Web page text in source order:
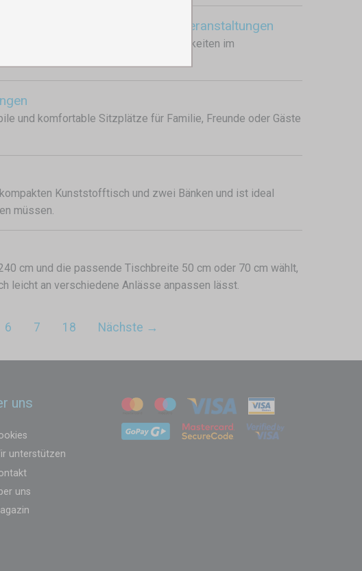
für Terrassen, Events und Veranstaltungen
den Gästen komfortable Sitzmöglichkeiten im
und komfortable Sitzplätze für Familie, Freunde oder Gäste
Kunststofftisch und zwei Bänken und ist ideal
müssen.
cm und die passende Tischbreite 50 cm oder 70 cm wählt,
leicht an verschiedene Anlässe anpassen lässt.
6 7 18 Nächste →
uns
unterstützen
uns